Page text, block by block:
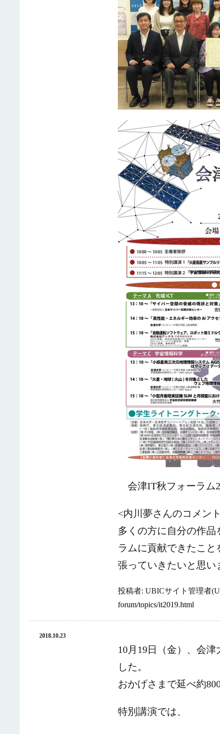
会津IT秋フォーラム
<内川夢さんのコメン
多くの方に自分の作
ラムに貢献できたこ
張っていきたいと思い
投稿者: UBICサイト管理者
forum/topics/it2019.html
2018.10.23
10月19日（金）、会
した。
おかげさまで延べ約
特別講演では、